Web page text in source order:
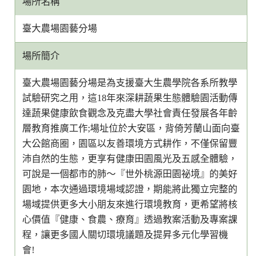
臺大農場園藝分場
場所簡介
臺大農場園藝分場是為支援臺大生農學院各系所教學
試驗研究之用，這18年來深耕蔬果生態體驗園活動傳
達蔬果健康飲食觀念及克盡大學社會責任發展各年齡
層教育推廣工作;場址位於大安區，背倚芳蘭山面向臺
大公館商圈，園區以友善環境方式耕作，不僅保留豐
沛自然的生態，更享有健康田園風光及五感全體驗，
可說是一個都市的肺～『世外桃源田園祕境』的美好
園地，本次通過環境場域認證，期能將此獨立完整的
場域提供更多大小朋友來進行環境教育，更希望將核
心價值『健康、食農、療育』透過教案活動及專案課
程，讓更多國人關切環境議題及提昇多元化學習機
會!